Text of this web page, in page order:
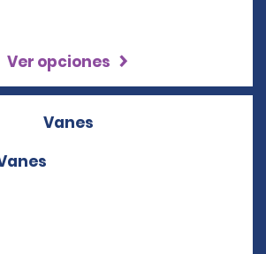
Ver opciones
Vanes